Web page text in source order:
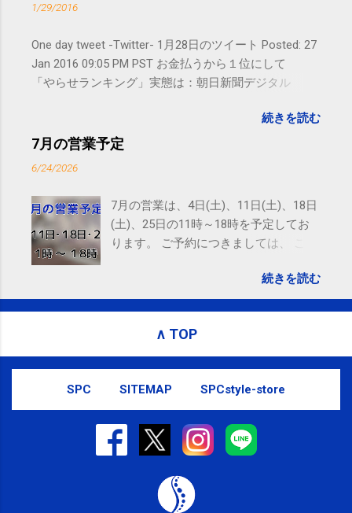
1/29/2016
One day tweet -Twitter- 1月28日のツイート Posted: 27
Jan 2016 09:05 PM PST お金払うから１位にして
「やらせランキング」実態は：朝日新聞デジタル
to email updates from サクマフィジカルコンディショ
ニング(@SPCstyle) - Twilog . To stop receiving these
powered by Google Google Inc., 1600 Amphitheatre
Parkway, Mountain View, CA 94043, United States
続きを読む
7月の営業予定
6/24/2026
7月の営業は、4日(土)、11日(土)、18日
(土)、25日の11時～18時を予定してお
ります。 ご予約につきましては、 こち
れないことがありますので、ご予約、
お問い合わせはSMS（ショートメッセ
続きを読む
∧ TOP
SPC SITEMAP SPCstyle-store